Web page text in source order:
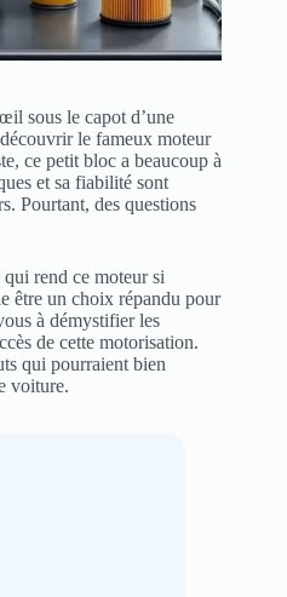
sous le capot d’une
le fameux moteur
ce petit bloc a beaucoup à
et sa fiabilité sont
Pourtant, des questions
rend ce moteur si
être un choix répandu pour
à démystifier les
de cette motorisation.
qui pourraient bien
voiture.